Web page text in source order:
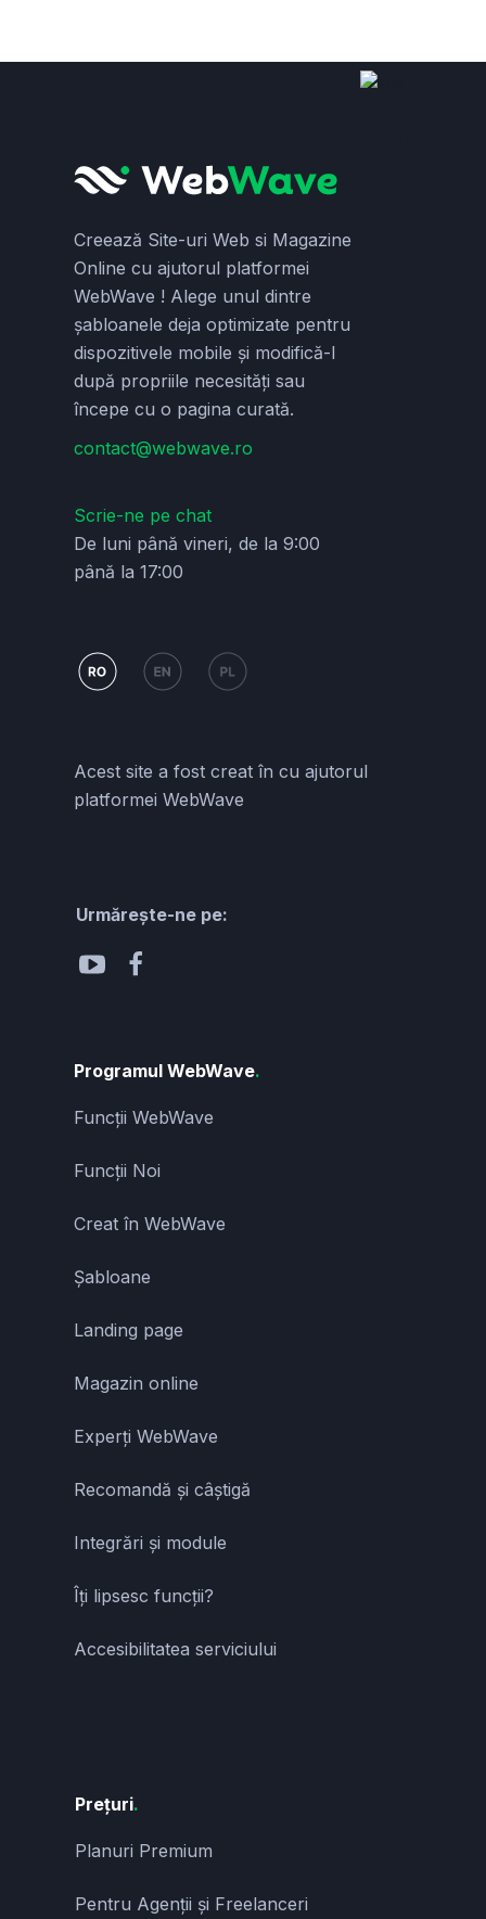
Planuri Premium
Pentru Agenții și Freelanceri
Prețuri.
Funcții WebWave
Funcții Noi
Creat în WebWave
Șabloane
Landing page
Magazin online
Experți WebWave
Recomandă și câștigă
Integrări și module
Îți lipsesc funcții?
Accesibilitatea serviciului
Programul WebWave.
Urmărește-ne pe:
Acest site a fost creat în cu ajutorul
platformei WebWave
Creează Site-uri Web si Magazine
Online cu ajutorul platformei
WebWave ! Alege unul dintre
șabloanele deja optimizate pentru
dispozitivele mobile și modifică-l
după propriile necesități sau
începe cu o pagina curată.
contact@webwave.ro
Scrie-ne pe chat
De luni până vineri, de la 9:00
până la 17:00